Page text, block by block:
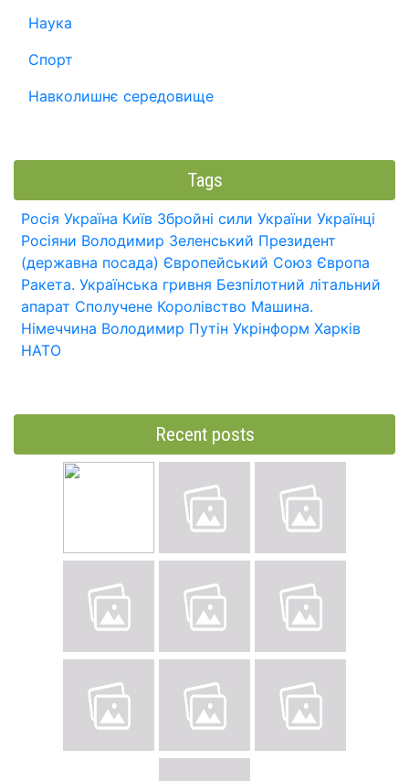
Наука
Спорт
Навколишнє середовище
Tags
Росія Україна Київ Збройні сили України Українці
Росіяни Володимир Зеленський Президент
(державна посада) Європейський Союз Європа
Ракета. Українська гривня Безпілотний літальний
апарат Сполучене Королівство Машина.
Німеччина Володимир Путін Укрінформ Харків
НАТО
Recent posts